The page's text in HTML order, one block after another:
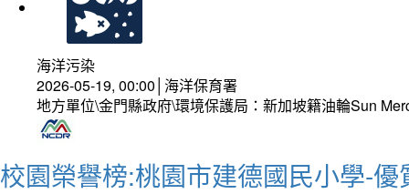
海洋污染
2026-05-19, 00:00│海洋保育署
地方單位\金門縣政府\環境保護局：新加坡籍油輪Sun
校園榮譽榜:桃園市建德國民小學-優